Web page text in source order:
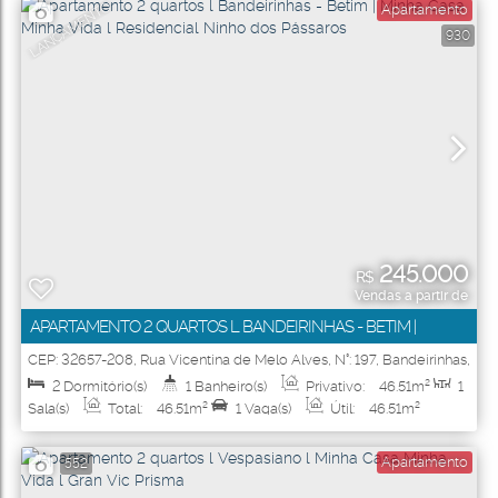
LANÇAMENTO 930
Apartamento
R$245.000
Vendas a partir de
APARTAMENTO 2 QUARTOS L BANDEIRINHAS - BETIM |
MINHA CASA MINHA VIDA L RESIDENCIAL NINHO DOS
PÁSSAROS
CEP: 32657-208, Rua Vicentina de Melo Alves, N°: 197, Bandeirinhas,
Betim
Minas Gerais Brasil
2 Dormitório(s) 1 Banheiro(s) Privativo: 46.51m²
1
Sala(s)
Total: 46.51m² 1 Vaga(s) Útil: 46.51m²
552 Apartamento